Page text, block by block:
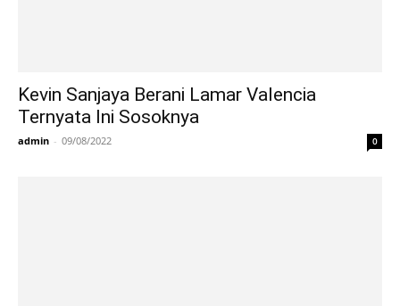
Kevin Sanjaya Berani Lamar Valencia
Ternyata Ini Sosoknya
admin - 09/08/2022 0